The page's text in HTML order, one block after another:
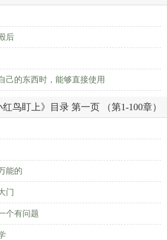
后
己的东西时，能够直接使用
鸟盯上》目录 第一页 （第1-100章）
能的
门
个有问题